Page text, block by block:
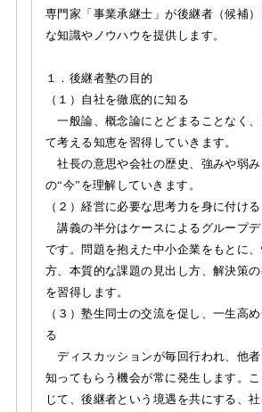
専門家「事業承継士」が後継者（候補
な知識やノウハウを提供します。
１．後継者塾の目的
（１）自社を徹底的に知る
一般論、概念論にとどまることなく、
て考える知恵を習得していきます。
社長の意思や会社の歴史、強みや弱
の“今”を理解していきます。
（２）経営に必要な思考力を身に付ける
講義の半分はケースによるグループ
です。問題を抱えた中小企業をもとに
方、本質的な課題の見出し方、解決策
を習得します。
（３）塾生同士の交流を促し、一生高
る
ディスカッションが毎回行われ、他
知ってもらう機会が常に発生します。
じて、後継者という境遇を共にする、